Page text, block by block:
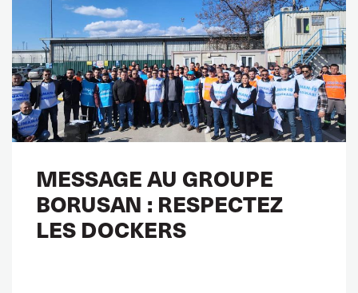
MESSAGE AU GROUPE
BORUSAN : RESPECTEZ
LES DOCKERS